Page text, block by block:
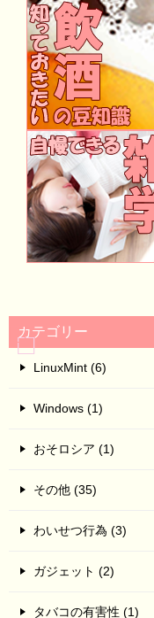
カテゴリー
LinuxMint (6)
Windows (1)
おそロシア (1)
その他 (35)
わいせつ行為 (3)
ガジェット (2)
タバコの有害性 (1)